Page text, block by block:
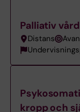
Palliativ vård
Distans
kropp och